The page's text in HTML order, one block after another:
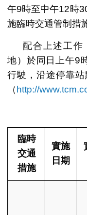
午9時至中午12時
施臨時交通管制措
配合上述工作
地）於同日上午9
行駛，沿途停靠
（http://
臨時
交通
措施
實施
日期